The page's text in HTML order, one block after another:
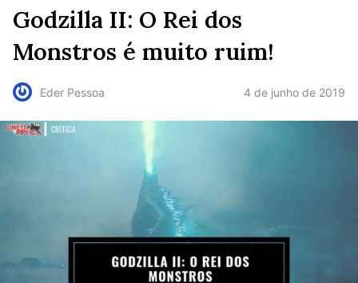
Godzilla II: O Rei dos
Monstros é muito ruim!
Eder Pessoa 4 de junho de 2019